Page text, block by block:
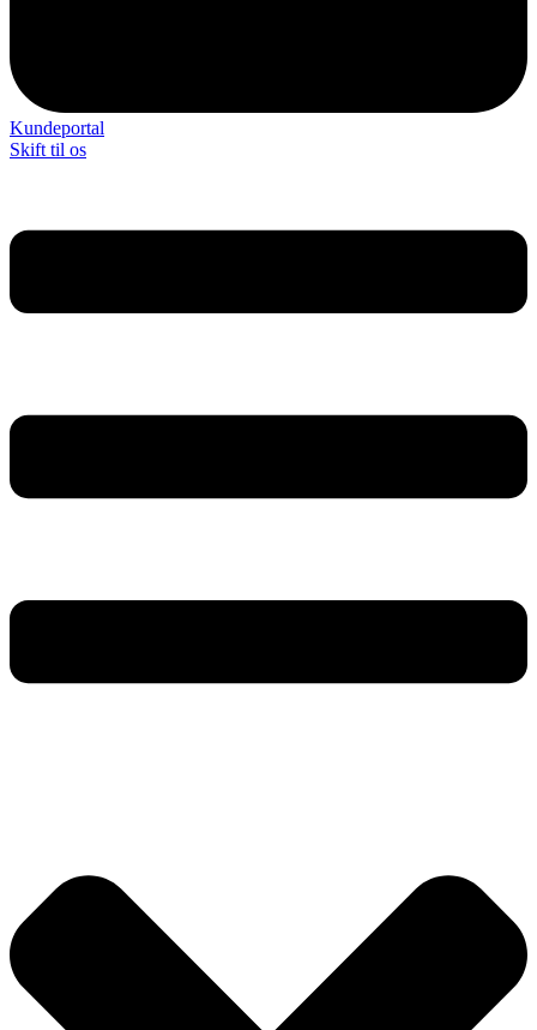
Kundeportal
Skift til os